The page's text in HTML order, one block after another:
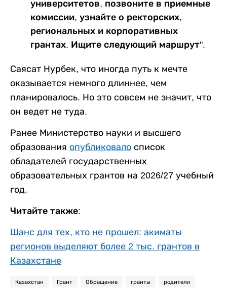
университетов, позвоните в приемные
комиссии, узнайте о ректорских,
региональных и корпоративных
грантах. Ищите следующий маршрут".
Саясат Нурбек, что иногда путь к мечте
оказывается немного длиннее, чем
планировалось. Но это совсем не значит, что
он ведет не туда.
Ранее Министерство науки и высшего
образования опубликовало список
обладателей государственных
образовательных грантов на 2026/27 учебный
год.
Читайте также:
Шанс для тех, кто не прошел: акиматы
регионов выделяют более 2 тыс. грантов в
Казахстане
Казахстан Грант Обращение гранты родители